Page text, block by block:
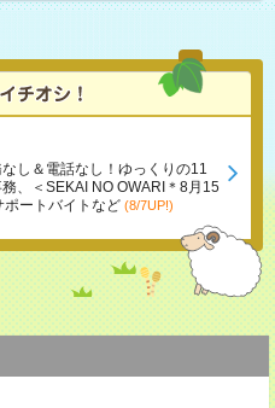
なし＆電話なし！ゆっくりの11
、＜SEKAI NO OWARI＊8月15
ポートバイトなど (8/7UP!)